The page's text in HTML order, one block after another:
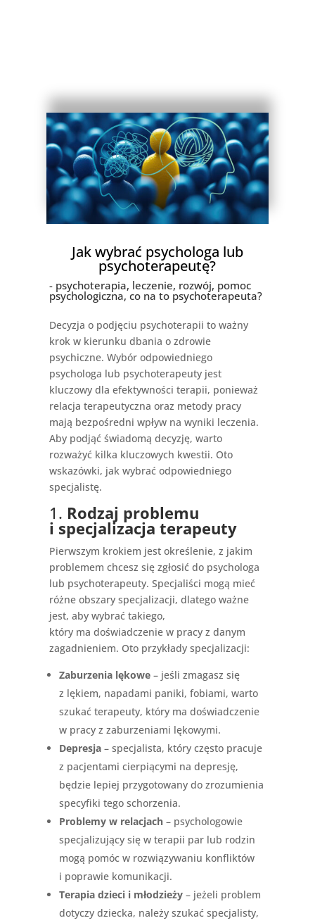
Jak wybrać psychologa lub
psychoterapeutę?
- psychoterapia, leczenie, rozwój, pomoc
psychologiczna, co na to psychoterapeuta?
Decyzja o podjęciu psychoterapii to ważny
krok w kierunku dbania o zdrowie
psychiczne. Wybór odpowiedniego
psychologa lub psychoterapeuty jest
kluczowy dla efektywności terapii, ponieważ
relacja terapeutyczna oraz metody pracy
mają bezpośredni wpływ na wyniki leczenia.
Aby podjąć świadomą decyzję, warto
rozważyć kilka kluczowych kwestii. Oto
wskazówki, jak wybrać odpowiedniego
specjalistę.
1. Rodzaj problemu
i specjalizacja terapeuty
Pierwszym krokiem jest określenie, z jakim
problemem chcesz się zgłosić do psychologa
lub psychoterapeuty. Specjaliści mogą mieć
różne obszary specjalizacji, dlatego ważne
jest, aby wybrać takiego,
który ma doświadczenie w pracy z danym
zagadnieniem. Oto przykłady specjalizacji:
Zaburzenia lękowe– jeśli zmagasz się
z lękiem, napadami paniki, fobiami, warto
szukać terapeuty, który ma doświadczenie
w pracy z zaburzeniami lękowymi.
Depresja– specjalista, który często pracuje
z pacjentami cierpiącymi na depresję,
będzie lepiej przygotowany do zrozumienia
specyfiki tego schorzenia.
Problemy w relacjach– psychologowie
specjalizujący się w terapii par lub rodzin
mogą pomóc w rozwiązywaniu konfliktów
i poprawie komunikacji.
Terapia dzieci i młodzieży– jeżeli problem
dotyczy dziecka, należy szukać specjalisty,